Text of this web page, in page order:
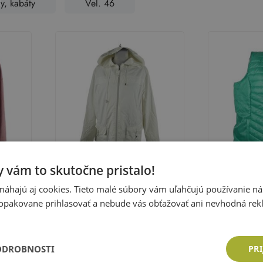
kabáty Vel. 46
Dámska smotanová šušťáková
Dámska
Cena:
vám to skutočne pristalo!
aj cookies. Tieto malé súbory vám uľahčujú používanie
prihlasovať a nebude vás obťažovať ani nevhodná